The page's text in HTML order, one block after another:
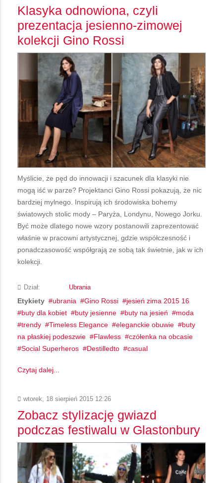
Klasyka odnowiona, czyli
prezentacja jesienno-zimowej
kolekcji Gino Rossi
Myślicie, że pęd do innowacji i szacunek dla klasyki nie
mogą iść w parze? Projektanci Gino Rossi pokazują, że nic
bardziej mylnego. Inspirują ich środowiska bohemy
światowych stolic mody – Paryża, Londynu, Nowego Jorku.
Być może dlatego nowe wzory postanowili zaprezentować
właśnie w pracowni artystycznej, gdzie współczesność i
ponadczasowość współgrają ze sobą tak świetnie, jak w ich
kolekcji.
Dział: Ubrania
Etykiety ubrania Gino Rossi
jesień zima 2015 16
buty dla kobiet
buty jesienne buty na jesień
moda
trendy
Timeless Elegance eleganckie obuwie
buty
na płaskiej podeszwie
Flawless
czółenka na obcasie
Social Superheros
Destilledto casual
Czytaj dalej...
wtorek, 18 sierpień 2015 12:26
Zobacz stylizację gwiazd
podczas festiwalu w Glastonbury